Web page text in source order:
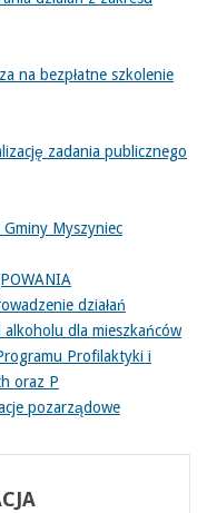
na bezpłatne szkolenie
zadania publicznego
Myszyniec
działań
dla mieszkańców
Profilaktyki i
oraz P
pozarządowe